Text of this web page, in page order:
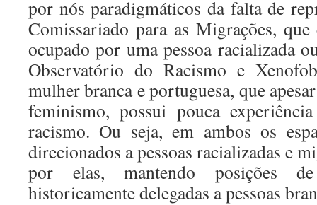
por nós paradigmáticos da falta de
Comissariado para as Migrações,
ocupado por uma pessoa racializada
Observatório do Racismo e
mulher branca e portuguesa, que
feminismo, possui pouca
racismo. Ou seja, em ambos os
direcionados a pessoas racializadas e
por elas, mantendo posições
historicamente delegadas a pessoas